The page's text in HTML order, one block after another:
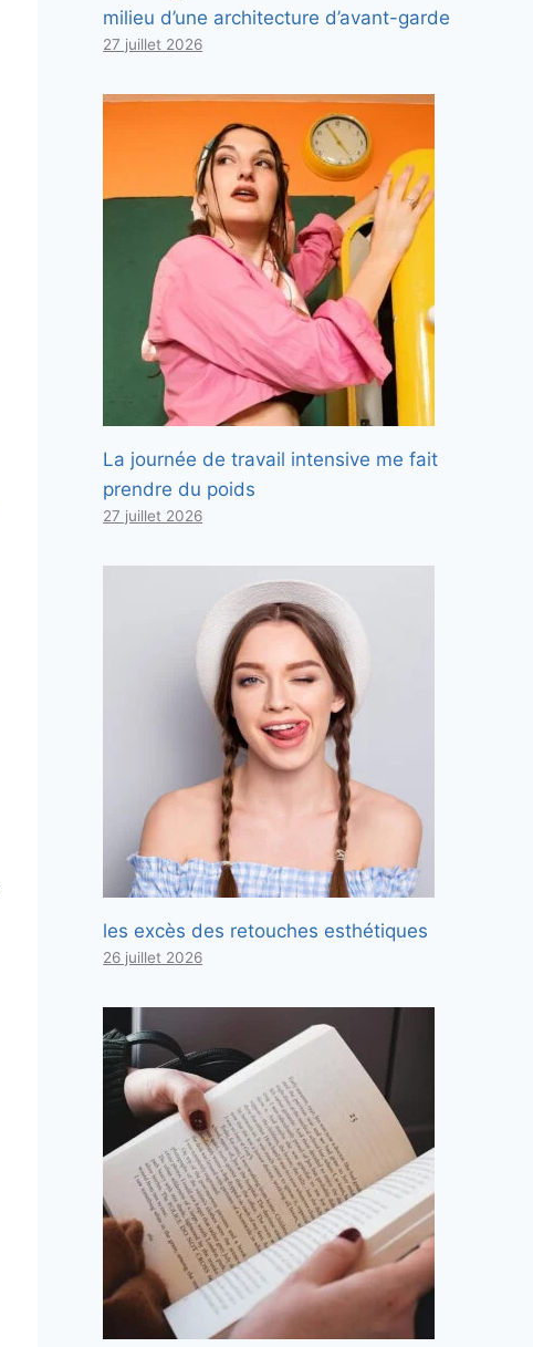
milieu d’une architecture d’avant-garde
27 juillet 2026
La journée de travail intensive me fait
prendre du poids
27 juillet 2026
les excès des retouches esthétiques
26 juillet 2026